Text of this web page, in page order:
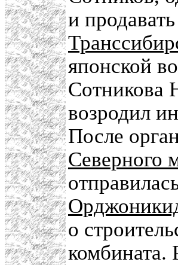
и
японской
Сотникова
возродил
После
Северного
о
комбината.